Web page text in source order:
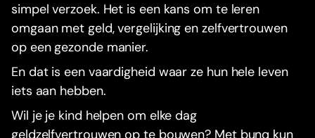
simpel verzoek. Het is een kans om te leren
omgaan met geld, vergelijking en zelfvertrouwen
op een gezonde manier.
En dat is een vaardigheid waar ze hun hele leven
iets aan hebben.
Wil je je kind helpen om elke dag
geldzelfvertrouwen op te bouwen? Met bunq kun